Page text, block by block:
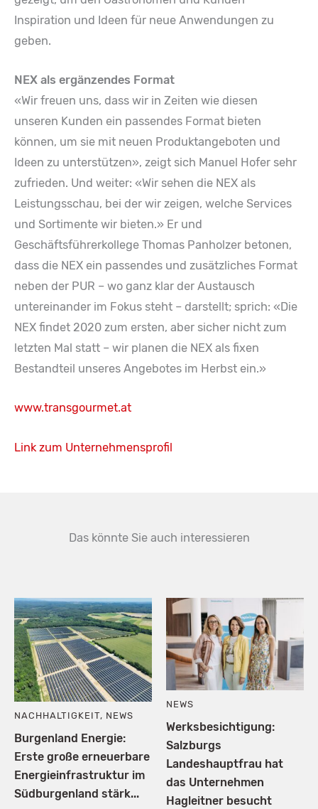
Inspiration und Ideen für neue Anwendungen zu
geben.
NEX als ergänzendes Format
«Wir freuen uns, dass wir in Zeiten wie diesen
unseren Kunden ein passendes Format bieten
können, um sie mit neuen Produktangeboten und
Ideen zu unterstützen», zeigt sich Manuel Hofer sehr
zufrieden. Und weiter: «Wir sehen die NEX als
Leistungsschau, bei der wir zeigen, welche Services
und Sortimente wir bieten.» Er und
Geschäftsführerkollege Thomas Panholzer betonen,
dass die NEX ein passendes und zusätzliches Format
neben der PUR – wo ganz klar der Austausch
untereinander im Fokus steht – darstellt; sprich: «Die
NEX findet 2020 zum ersten, aber sicher nicht zum
letzten Mal statt – wir planen die NEX als fixen
Bestandteil unseres Angebotes im Herbst ein.»
www.transgourmet.at
Link zum Unternehmensprofil
Das könnte Sie auch interessieren
NACHHALTIGKEIT, NEWS
Burgenland Energie:
Erste große erneuerbare
Energieinfrastruktur im
Südburgenland stärk...
NEWS
Werksbesichtigung:
Salzburgs
Landeshauptfrau hat
das Unternehmen
Hagleitner besucht